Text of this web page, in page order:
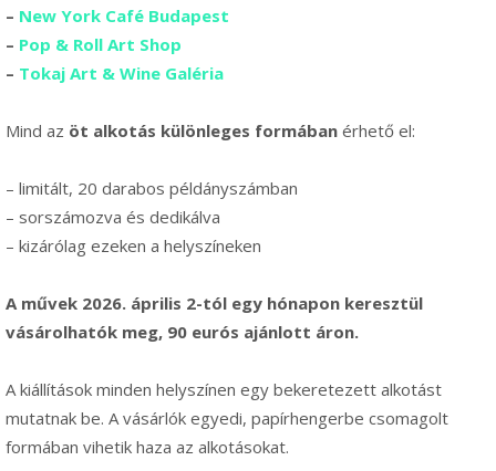
– New York Café Budapest
– Pop & Roll Art Shop
– Tokaj Art & Wine Galéria
Mind az öt alkotás különleges formában érhető el:
– limitált, 20 darabos példányszámban
– sorszámozva és dedikálva
– kizárólag ezeken a helyszíneken
A művek 2026. április 2-tól egy hónapon keresztül
vásárolhatók meg, 90 eurós ajánlott áron.
A kiállítások minden helyszínen egy bekeretezett alkotást
mutatnak be. A vásárlók egyedi, papírhengerbe csomagolt
formában vihetik haza az alkotásokat.